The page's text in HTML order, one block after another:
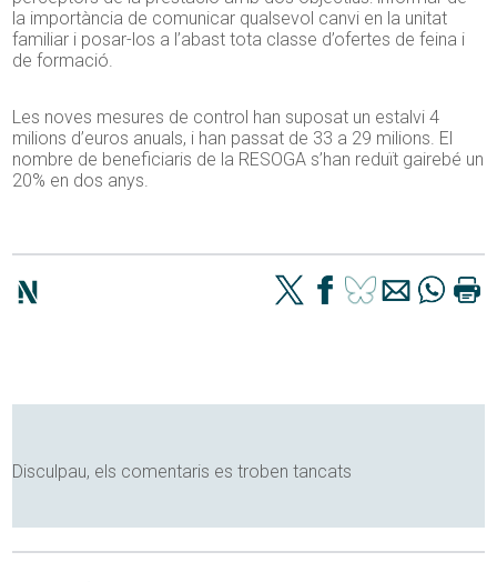
la importància de comunicar qualsevol canvi en la unitat
familiar i posar-los a l’abast tota classe d’ofertes de feina i
de formació.
Les noves mesures de control han suposat un estalvi 4
milions d’euros anuals, i han passat de 33 a 29 milions. El
nombre de beneficiaris de la RESOGA s’han reduït gairebé un
20% en dos anys.
Disculpau, els comentaris es troben tancats